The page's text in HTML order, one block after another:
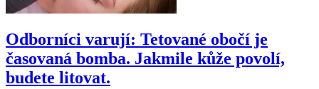
Odborníci varují: Tetované obočí je
časovaná bomba. Jakmile kůže povolí,
budete litovat.